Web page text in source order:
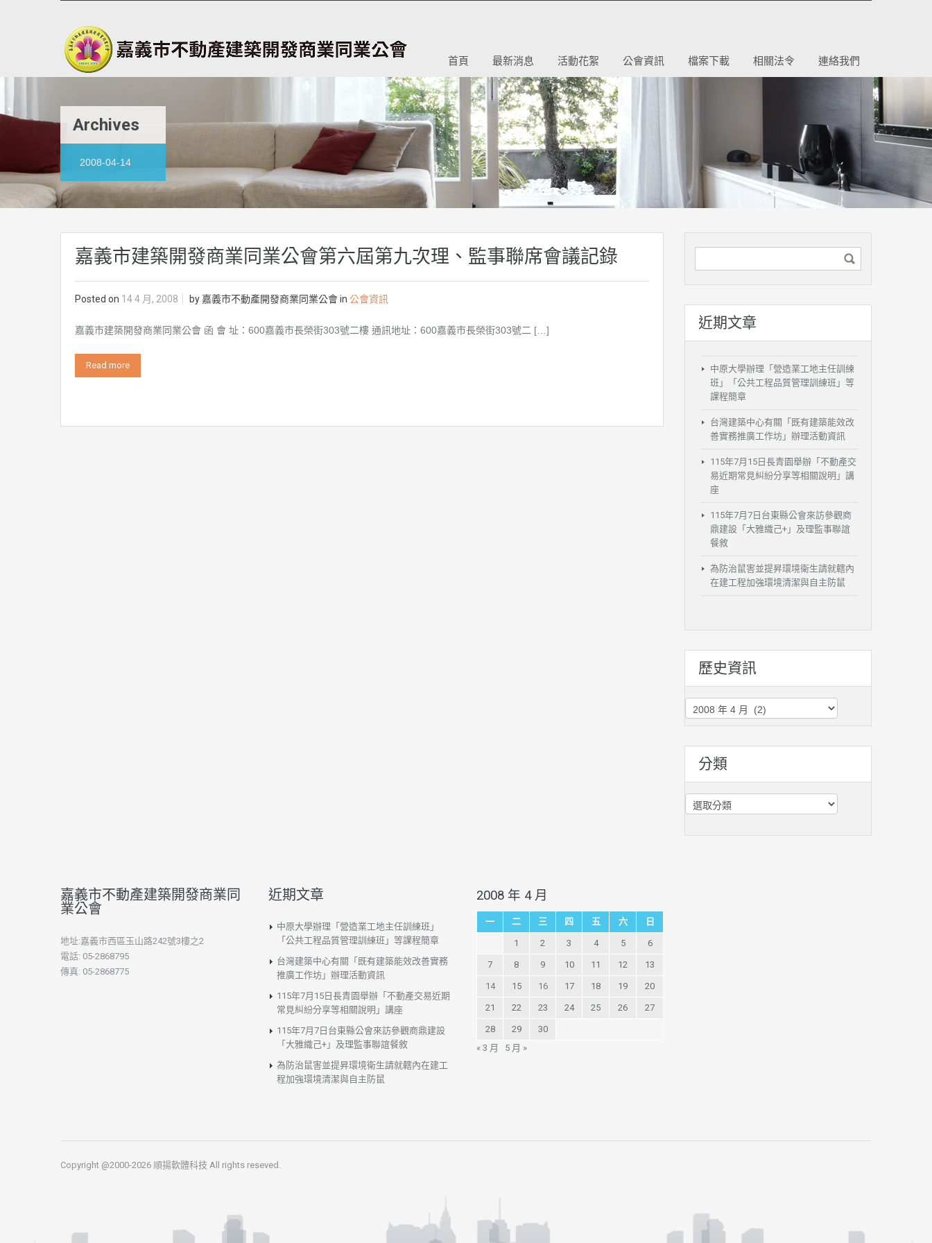
首頁 最新消息 活動花絮 公會資訊 檔案下載 相關法令 連絡我們
Archives
2008-04-14
嘉義市建築開發商業同業公會第六屆第九次理、監事聯席會議記錄
Posted on 14 4 月, 2008 by 嘉義市不動產開發商業同業公會in 公會資訊
嘉義市建築開發商業同業公會 函 會 址：600嘉義市長榮街303號二樓 通訊地址：600嘉義市長榮街303號二 […]
Read more
近期文章
中原大學辦理「營造業工地主任訓練
班」「公共工程品質管理訓練班」等
課程簡章
台灣建築中心有關「既有建築能效改
善實務推廣工作坊」辦理活動資訊
115年7月15日長青園舉辦「不動產交
易近期常見糾紛分享等相關說明」講
座
115年7月7日台東縣公會來訪參觀商
鼎建設「大雅織己+」及理監事聯誼
餐敘
為防治鼠害並提昇環境衛生請就轄內
在建工程加強環境清潔與自主防鼠
歷史資訊
史
訊
分類
分
類
嘉義市不動產建築開發商業同
業公會
地址:嘉義市西區玉山路242號3樓之2
電話: 05-2868795
傳真: 05-2868775
近期文章
中原大學辦理「營造業工地主任訓練班」
「公共工程品質管理訓練班」等課程簡章
台灣建築中心有關「既有建築能效改善實務
推廣工作坊」辦理活動資訊
115年7月15日長青園舉辦「不動產交易近期
常見糾紛分享等相關說明」講座
115年7月7日台東縣公會來訪參觀商鼎建設
「大雅織己+」及理監事聯誼餐敘
為防治鼠害並提昇環境衛生請就轄內在建工
程加強環境清潔與自主防鼠
2008 年 4 月
一 二 三 四 五 六 日
1 2 3 4 5 6
7 8 9 10 11 12 13
14 15 16 17 18 19 20
21 22 23 24 25 26 27
28 29
30
« 3 月
5 月 »
Copyright @2000-2026 順揚軟體科技 All rights reseved.